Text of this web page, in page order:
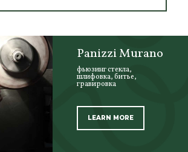
Panizzi Murano
фьюзинг стекла,
шлифовка, битье,
гравировка
LEARN MORE